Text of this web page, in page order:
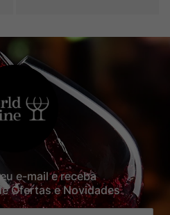
e-mail e receba
Ofertas e Novidades